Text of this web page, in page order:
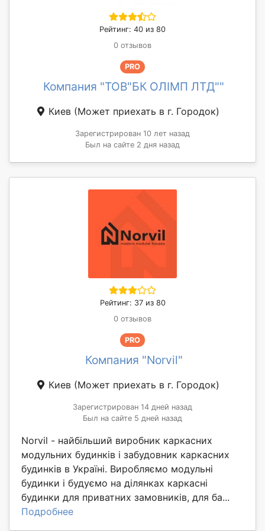
Рейтинг: 40 из 80
0 отзывов
PRO
Компания "ТОВ"БК ОЛІМП ЛТД""
Киев (Может приехать в г. Городок)
Зарегистрирован 10 лет назад
Был на сайте 2 дня назад
Рейтинг: 37 из 80
0 отзывов
PRO
Компания "Norvil"
Киев (Может приехать в г. Городок)
Зарегистрирован 14 дней назад
Был на сайте 5 дней назад
Norvil - найбільший виробник каркасних
модульних будинків і забудовник каркасних
будинків в Україні. Виробляємо модульні
будинки і будуємо на ділянках каркасні
будинки для приватних замовників, для ба...
Подробнее